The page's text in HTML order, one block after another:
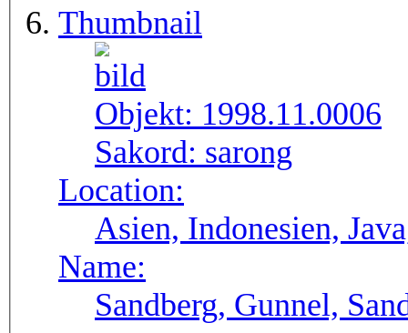
Thumbnail
Objekt: 1998.11.0006
Sakord: sarong
Location:
Asien, Indonesien,
Name:
Sandberg, Gunnel,